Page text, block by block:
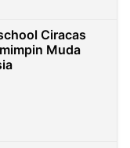
Ciracas
Muda